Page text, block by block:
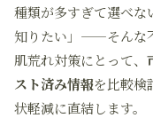
種類が多すぎて選べな
知りたい」——そんな
肌荒れ対策にとって、
スト済み情報を比較検
状軽減に直結します。